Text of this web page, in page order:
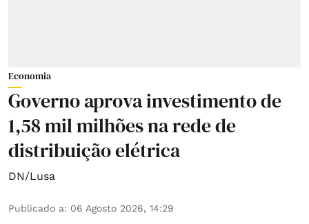
Economia
Governo aprova investimento de
1,58 mil milhões na rede de
distribuição elétrica
DN/Lusa
Publicado a: 06 Agosto 2026, 14:29